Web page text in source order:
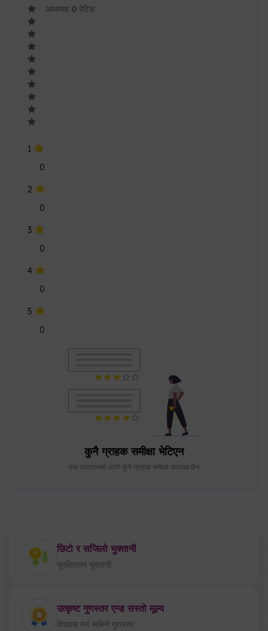
आधारमा 0 रेटिङ
1
0
2
0
3
0
4
0
5
0
कुनै ग्राहक समीक्षा भेटिएन
यस उत्पादनको लागि कुनै ग्राहक समीक्षा उपलब्ध छैन
छिटो र सजिलो भुक्तानी
सुरक्षिततम भुक्तानी
उत्कृष्ट गुणस्तर एन्ड सस्तो मूल्य
विश्वास गर्न सकिने गुणस्तर